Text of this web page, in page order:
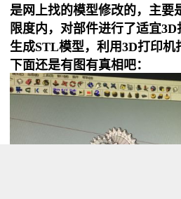
是网上找的模型修改的，主要
限度内，对部件进行了适宜
生成STL模型，利用3D打印机
下面还是有图有真相吧：